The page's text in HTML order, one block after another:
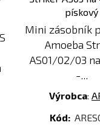
Mini zásobník
Amoeba
AS01/02/03
-...
Výrobca:
Kód: